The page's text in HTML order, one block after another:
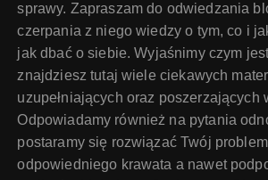
sprawy. Zapraszam do odwiedzania
czerpania z niego wiedzy o tym, co i
jak dbać o siebie. Wyjaśnimy czym
znajdziesz tutaj wiele ciekawych
uzupełniających oraz poszerzających
Odpowiadamy również na pytania
postaramy się rozwiązać Twój
odpowiedniego krawata a nawet